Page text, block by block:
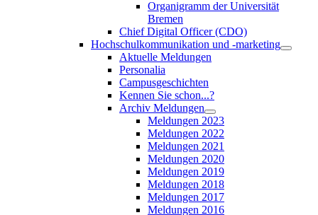
Organigramm der Universität
Bremen
Chief Digital Officer (CDO)
Hochschulkommunikation und -marketing
Aktuelle Meldungen
Personalia
Campusgeschichten
Kennen Sie schon...?
Archiv Meldungen
Meldungen 2023
Meldungen 2022
Meldungen 2021
Meldungen 2020
Meldungen 2019
Meldungen 2018
Meldungen 2017
Meldungen 2016